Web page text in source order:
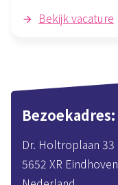
Bekijk vacature
Bezoekadres
Dr. Holtroplaan 33
5652 XR Eindhoven